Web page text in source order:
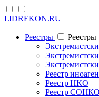
LIDREKON.RU
Реестры
Реестры
Реестр
Реестр НКО
Реестр СОНКО